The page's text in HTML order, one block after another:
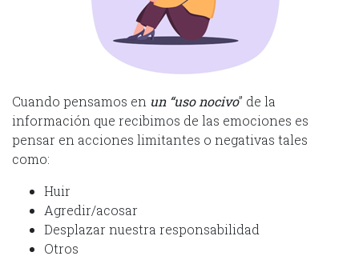
Cuando pensamos en un “uso nocivo” de la
información que recibimos de las emociones es
pensar en acciones limitantes o negativas tales
como:
Huir
Agredir/acosar
Desplazar nuestra responsabilidad
Otros